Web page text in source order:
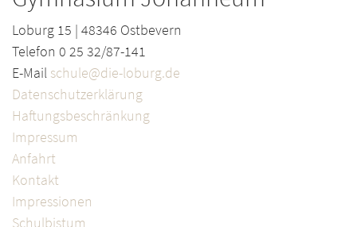
Loburg 15 | 48346 Ostbevern
Telefon 0 25 32/87-141
E-Mail schule@die-loburg.de
Datenschutzerklärung
Haftungsbeschränkung
Impressum
Anfahrt
Kontakt
Impressionen
Schulbistum